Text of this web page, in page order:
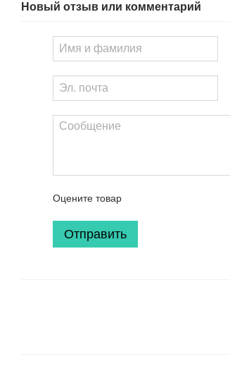
Новый отзыв или комментарий
Оцените товар
Отправить